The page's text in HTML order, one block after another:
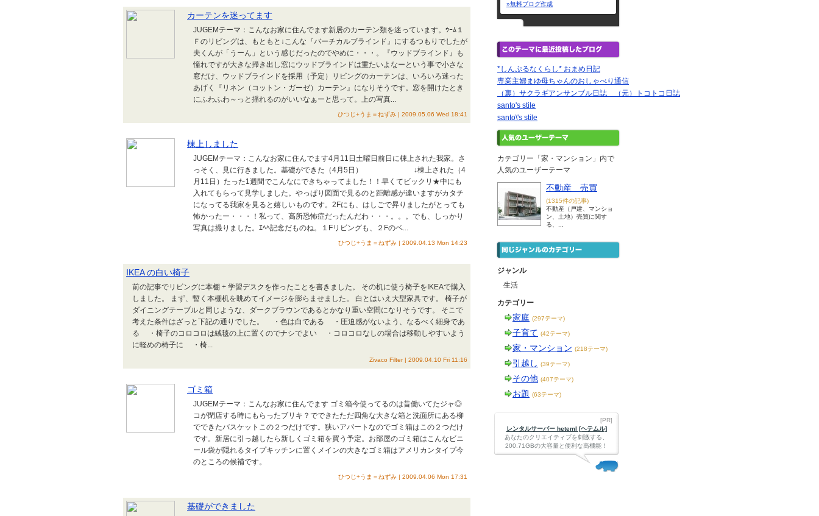
カーテンを迷ってます
JUGEMテーマ：こんなお家に住んでます新居のカーテン類を迷っています。ｳｰﾑ１
Ｆのリビングは、もともと↓こんな『バーチカルブラインド』にするつもりでしたが
夫くんが「うーん」という感じだったのでやめに・・・。『ウッドブラインド』も
憧れですが大きな掃き出し窓にウッドブラインドは重たいよなーという事で小さな
窓だけ、ウッドブラインドを採用（予定）リビングのカーテンは、いろいろ迷った
あげく『リネン（コットン・ガーゼ）カーテン』になりそうです。窓を開けたとき
にふわふわ～っと揺れるのがいいなぁーと思って。上の写真...
ひつじ+うま＝ねずみ | 2009.05.06 Wed 18:41
棟上しました
JUGEMテーマ：こんなお家に住んでます4月11日土曜日前日に棟上された我家。さ
っそく、見に行きました。基礎ができた（4月5日） ↓棟上された（4
月11日）たった1週間でこんなにできちゃってました！！早くてビックリ★中にも
入れてもらって見学しました。やっぱり図面で見るのと距離感が違いますがカタチ
になってる我家を見ると嬉しいものです。2Fにも、はしごで昇りましたがとっても
怖かったー・・・！私って、高所恐怖症だったんだわ・・・。。。でも、しっかり
写真は撮りました。ｴﾍﾍ記念だものね。１Fリビングも、２Fのベ...
ひつじ+うま＝ねずみ | 2009.04.13 Mon 14:23
IKEA の白い椅子
前の記事でリビングに本棚 + 学習デスクを作ったことを書きました。 その机に使う椅子をIKEAで購入
しました。 まず、暫く本棚机を眺めてイメージを膨らませました。 白とはいえ大型家具です。 椅子が
ダイニングテーブルと同じような、ダークブラウンであるとかなり重い空間になりそうです。 そこで
考えた条件はざっと下記の通りでした。 ・色は白である ・圧迫感がないよう、なるべく細身であ
る ・椅子のコロコロは絨毯の上に置くのでナシでよい ・コロコロなしの場合は移動しやすいよう
に軽めの椅子に ・椅...
Zivaco Filter | 2009.04.10 Fri 11:16
ゴミ箱
JUGEMテーマ：こんなお家に住んでます ゴミ箱今使ってるのは昔働いてたジャ◎
コが閉店する時にもらったブリキ？でできたただ四角な大きな箱と洗面所にある柳
でできたバスケットこの２つだけです。狭いアパートなのでゴミ箱はこの２つだけ
です。新居に引っ越したら新しくゴミ箱を買う予定。お部屋のゴミ箱はこんなビニ
ール袋が隠れるタイプキッチンに置くメインの大きなゴミ箱はアメリカンタイプ今
のところの候補です。
ひつじ+うま＝ねずみ | 2009.04.06 Mon 17:31
基礎ができました
»無料ブログ作成
*しんぷるなくらし* おまめ日記
専業主婦まゆ母ちゃんのおしゃべり通信
（裏）サクラギアンサンブル日誌 （元）トコトコ日誌
santo's stile
santo\'s stile
カテゴリー「家・マンション」内で
人気のユーザーテーマ
不動産 売買
(1315件の記事)
不動産（戸建、マンショ
ン、土地）売買に関す
る、...
ジャンル
生活
カテゴリー
家庭 (297テーマ)
子育て (42テーマ)
家・マンション (218テーマ)
引越し (39テーマ)
その他 (407テーマ)
お題 (63テーマ)
[PR]
レンタルサーバー heteml [ヘテムル]
あなたのクリエイティブを刺激する、
200.71GBの大容量と便利な高機能！